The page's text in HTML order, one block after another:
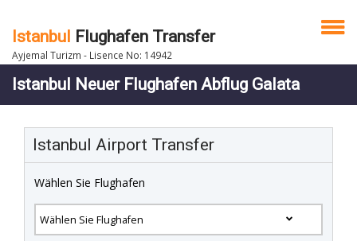
Istanbul Flughafen Transfer
Ayjemal Turizm - Lisence No: 14942
Istanbul Neuer Flughafen Abflug Galata
Istanbul Airport Transfer
Wählen Sie Flughafen